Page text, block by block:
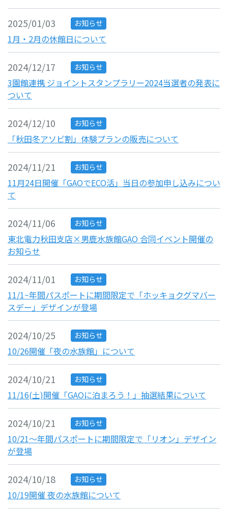
2025/01/03 お知らせ
1月・2月の休館日について
2024/12/17 お知らせ
3園館連携 ジョイントスタンプラリー2024当選者の発表に
ついて
2024/12/10 お知らせ
「秋田冬アソビ割」体験プランの販売について
2024/11/21 お知らせ
11月24日開催「GAOでECO活」当日の参加申し込みについ
て
2024/11/06 お知らせ
東北電力秋田支店×男鹿水族館GAO 合同イベント開催の
お知らせ
2024/11/01 お知らせ
11/1~年間パスポートに期間限定で「ホッキョクグマバー
スデー」デザインが登場
2024/10/25 お知らせ
10/26開催「夜の水族館」について
2024/10/21 お知らせ
11/16(土)開催「GAOに泊まろう！」抽選結果について
2024/10/21 お知らせ
10/21～年間パスポートに期間限定で「リオン」デザイン
が登場
2024/10/18 お知らせ
10/19開催 夜の水族館について